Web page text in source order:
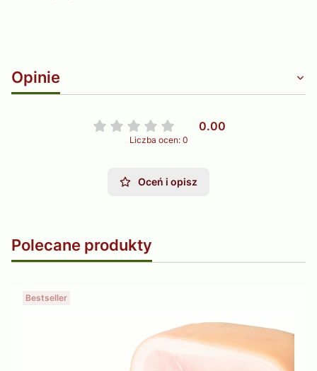
Opinie
0.00
Liczba ocen: 0
Oceń i opisz
Polecane produkty
Bestseller